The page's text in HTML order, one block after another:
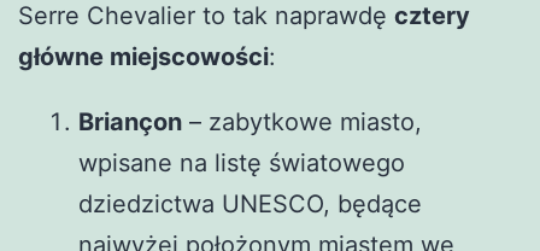
Serre Chevalier to tak naprawdę cztery
główne miejscowości:
Briançon – zabytkowe miasto,
wpisane na listę światowego
dziedzictwa UNESCO, będące
najwyżej położonym miastem we